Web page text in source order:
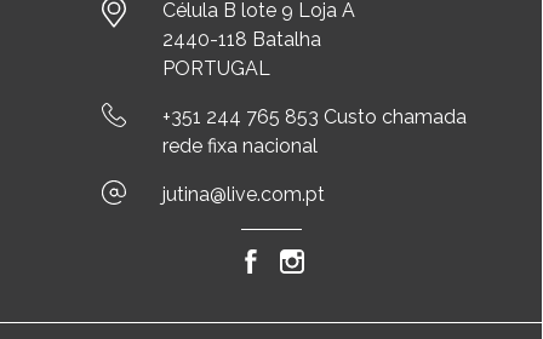
Célula B lote 9 Loja A
2440-118 Batalha
PORTUGAL
+351 244 765 853 Custo chamada
rede fixa nacional
jutina@live.com.pt